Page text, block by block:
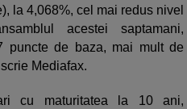
la 4,068%, cel mai redus nivel
acestei saptamani,
puncte de baza, mai mult de
Mediafax.
cu maturitatea la 10 ani,